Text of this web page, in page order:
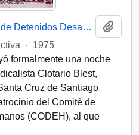
Agrupación de Familiares de Detenidos Desaparecidos (Chile)
· 1975
formalmente una noche
Clotario Blest,
Cruz de Santiago
del Comité de
(CODEH), al que